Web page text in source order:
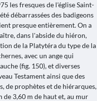
les fresques de l'église Saint-
débarrassées des badigeons
presque entièrement. On a
dans l'abside du hiéron,
de la Platytéra du type de la
avec un ange qui
(fig. 150), et diverses
Testament ainsi que des
de prophètes et de hiérarques,
de 3,60 m de haut et, au mur